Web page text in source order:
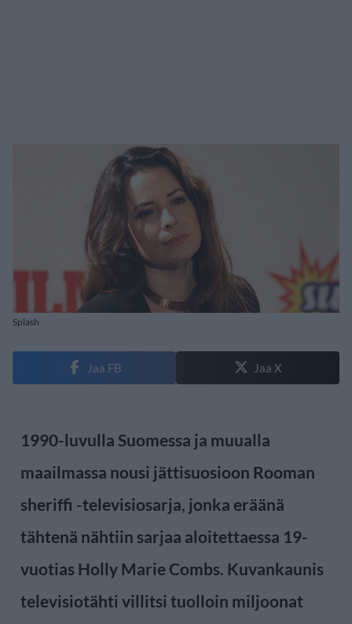
Splash
Jaa FB Jaa X
1990-luvulla Suomessa ja muualla
maailmassa nousi jättisuosioon Rooman
sheriffi -televisiosarja, jonka eräänä
tähtenä nähtiin sarjaa aloitettaessa 19-
vuotias Holly Marie Combs. Kuvankaunis
televisiotähti villitsi tuolloin miljoonat